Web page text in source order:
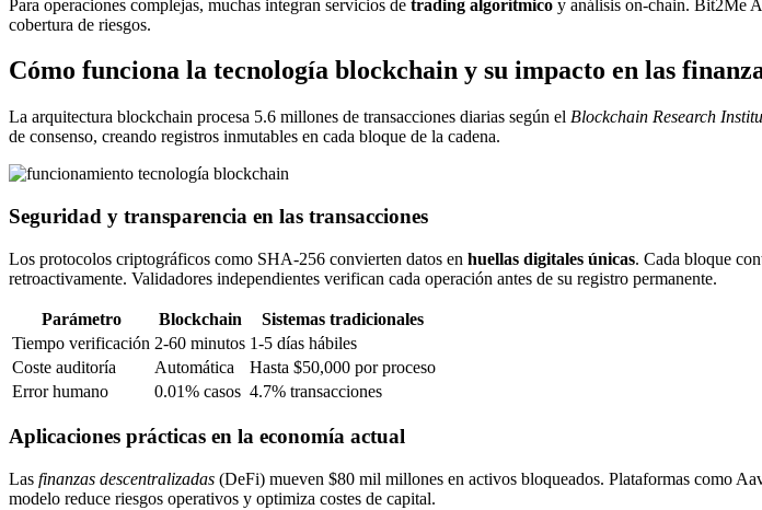
Para operaciones complejas, muchas integran servicios de trading algorítmico y análisis on-chain. Bit2Me
cobertura de riesgos.
Cómo funciona la tecnología blockchain y su impacto en las
La arquitectura blockchain procesa 5.6 millones de transacciones diarias según el Blockchain Research
de consenso, creando registros inmutables en cada bloque de la cadena.
Seguridad y transparencia en las transacciones
Los protocolos criptográficos como SHA-256 convierten datos en huellas digitales únicas. Cada bloque
retroactivamente. Validadores independientes verifican cada operación antes de su registro permanente.
Parámetro Blockchain
Sistemas tradicionales
Tiempo verificación 2-60 minutos 1-5 días hábiles
Coste auditoría
Automática
Hasta $50,000 por proceso
Error humano
0.01% casos 4.7% transacciones
Aplicaciones prácticas en la economía actual
Las finanzas descentralizadas (DeFi) mueven $80 mil millones en activos bloqueados. Plataformas como
modelo reduce riesgos operativos y optimiza costes de capital.